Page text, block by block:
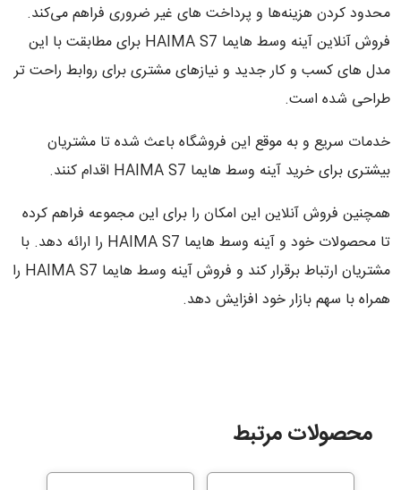
محدود کردن هزینه‌ها و پرداخت های غیر ضروری فراهم می‌کند.
فروش آنلاین آینه وسط هایما HAIMA S7 برای مطابقت با این
مدل های کسب و کار جدید و نیازهای مشتری برای روابط راحت تر
طراحی شده است.
خدمات سریع و به موقع این فروشگاه باعث شده تا مشتریان
بیشتری برای خرید آینه وسط هایما HAIMA S7 اقدام کنند.
همچنین فروش آنلاین این امکان را برای این مجموعه فراهم کرده
تا محصولات خود و آینه وسط هایما HAIMA S7 را ارائه دهد. با
مشتریان ارتباط برقرار کند و فروش آینه وسط هایما HAIMA S7 را
همراه با سهم بازار خود افزایش دهد.
محصولات مرتبط